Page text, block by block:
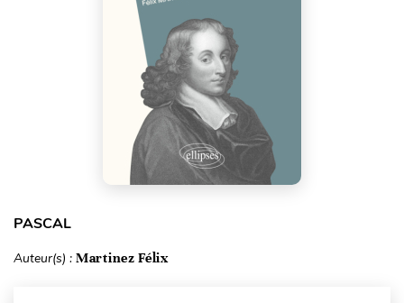
PASCAL
Auteur(s) : Martinez Félix